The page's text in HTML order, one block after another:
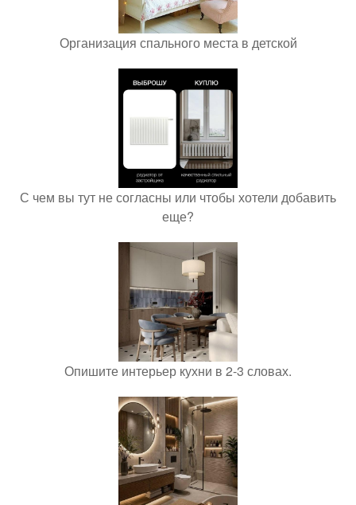
Организация спального места в детской
С чем вы тут не согласны или чтобы хотели добавить
еще?
Опишите интерьер кухни в 2-3 словах.